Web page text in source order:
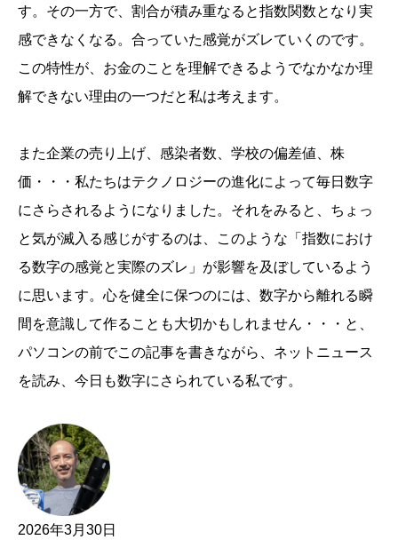
す。その一方で、割合が積み重なると指数関数となり実
感できなくなる。合っていた感覚がズレていくのです。
この特性が、お金のことを理解できるようでなかなか理
解できない理由の一つだと私は考えます。
また企業の売り上げ、感染者数、学校の偏差値、株
価・・・私たちはテクノロジーの進化によって毎日数字
にさらされるようになりました。それをみると、ちょっ
と気が滅入る感じがするのは、このような「指数におけ
る数字の感覚と実際のズレ」が影響を及ぼしているよう
に思います。心を健全に保つのには、数字から離れる瞬
間を意識して作ることも大切かもしれません・・・と、
パソコンの前でこの記事を書きながら、ネットニュース
を読み、今日も数字にさられている私です。
2026年3月30日